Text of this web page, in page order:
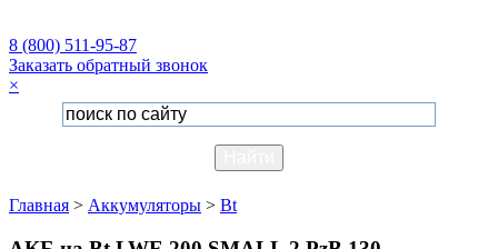
8 (800) 511-95-87
Заказать обратный звонок
×
Главная > Аккумуляторы > Bt